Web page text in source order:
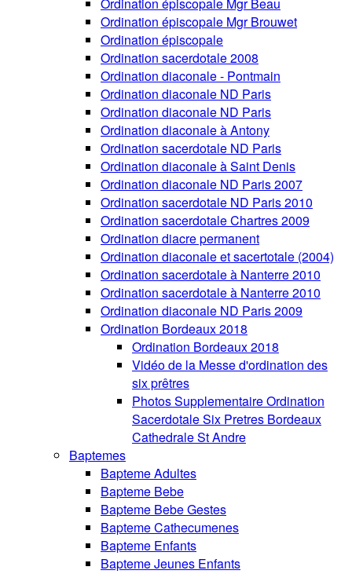
Ordination épiscopale Mgr Beau
Ordination épiscopale Mgr Brouwet
Ordination épiscopale
Ordination sacerdotale 2008
Ordination diaconale - Pontmain
Ordination diaconale ND Paris
Ordination diaconale ND Paris
Ordination diaconale à Antony
Ordination sacerdotale ND Paris
Ordination diaconale à Saint Denis
Ordination diaconale ND Paris 2007
Ordination sacerdotale ND Paris 2010
Ordination sacerdotale Chartres 2009
Ordination diacre permanent
Ordination diaconale et sacertotale (2004)
Ordination sacerdotale à Nanterre 2010
Ordination sacerdotale à Nanterre 2010
Ordination diaconale ND Paris 2009
Ordination Bordeaux 2018
Ordination Bordeaux 2018
Vidéo de la Messe d'ordination des
six prêtres
Photos Supplementaire Ordination
Sacerdotale Six Pretres Bordeaux
Cathedrale St Andre
Baptemes
Bapteme Adultes
Bapteme Bebe
Bapteme Bebe Gestes
Bapteme Cathecumenes
Bapteme Enfants
Bapteme Jeunes Enfants